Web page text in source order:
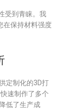
受到青睐。我
在保持材料强度
定制化的3D打
速制作了多个
低了生产成